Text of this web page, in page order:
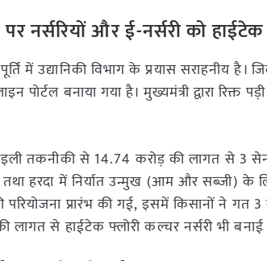
नर्सरियों और ई-नर्सरी को
में उद्यानिकी विभाग के प्रयास सराहनीय
पोर्टल बनाया गया है। मुख्यमंत्री द्वारा रिक्त
तकनीकी से 14.74 करोड़ की लागत से 3
हरदा में निर्यात उन्मुख (आम और सब्जी) के
परियोजना प्रारंभ की गई, इसमें किसानों ने
लागत से हाईटेक फ्लोरी कल्चर नर्सरी भी बनाई